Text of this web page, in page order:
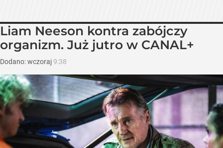
Liam Neeson kontra zabójczy
organizm. Już jutro w CANAL+
Dodano:wczoraj 9:38